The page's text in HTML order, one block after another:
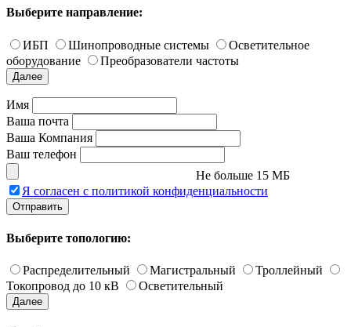
Выберите направление:
ИБП Шинопроводные системы
Осветительное
оборудование
Преобразователи частоты
Далее
Имя
Ваша почта
Ваша Компания
Ваш телефон
Не больше 15 МБ
Я согласен с политикой конфиденциальности
Отправить
Выберите топологию:
Распределительный Магистральный
Троллейный
Токопровод до 10 кВ
Осветительный
Далее